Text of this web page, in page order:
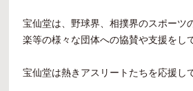
宝仙堂は、野球界、相撲界のスポーツ
楽等の様々な団体への協賛や支援をし
宝仙堂は熱きアスリートたちを応援し